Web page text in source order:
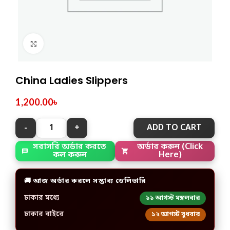
China Ladies Slippers
1,200.00৳
ADD TO CART
সরাসরি অর্ডার করতে
কল করুন
অর্ডার করুন (Click
Here)
🚚 আজ অর্ডার করলে সম্ভাব্য ডেলিভারি
ঢাকার মধ্যে ১১ আগস্ট মঙ্গলবার
ঢাকার বাইরে ১২ আগস্ট বুধবার